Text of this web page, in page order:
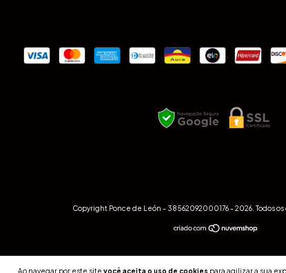
Ao navegar por este site você aceita o uso de cookies para agilizar a sua
Copyright Ponce de León - 38562092000176 - 2026. Todos